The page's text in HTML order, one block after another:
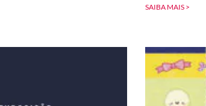
SAIBA MAIS >